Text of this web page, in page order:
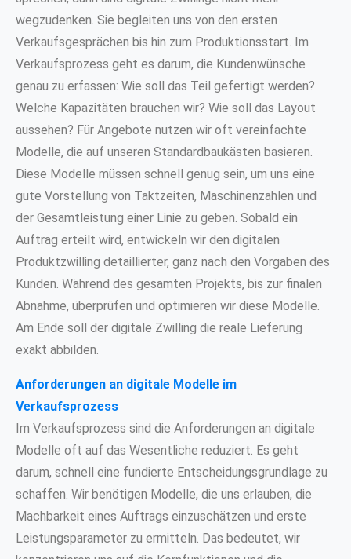
wegzudenken. Sie begleiten uns von den ersten
Verkaufsgesprächen bis hin zum Produktionsstart. Im
Verkaufsprozess geht es darum, die Kundenwünsche
genau zu erfassen: Wie soll das Teil gefertigt werden?
Welche Kapazitäten brauchen wir? Wie soll das Layout
aussehen? Für Angebote nutzen wir oft vereinfachte
Modelle, die auf unseren Standardbaukästen basieren.
Diese Modelle müssen schnell genug sein, um uns eine
gute Vorstellung von Taktzeiten, Maschinenzahlen und
der Gesamtleistung einer Linie zu geben. Sobald ein
Auftrag erteilt wird, entwickeln wir den digitalen
Produktzwilling detaillierter, ganz nach den Vorgaben des
Kunden. Während des gesamten Projekts, bis zur finalen
Abnahme, überprüfen und optimieren wir diese Modelle.
Am Ende soll der digitale Zwilling die reale Lieferung
exakt abbilden.
Anforderungen an digitale Modelle im
Verkaufsprozess
Im Verkaufsprozess sind die Anforderungen an digitale
Modelle oft auf das Wesentliche reduziert. Es geht
darum, schnell eine fundierte Entscheidungsgrundlage zu
schaffen. Wir benötigen Modelle, die uns erlauben, die
Machbarkeit eines Auftrags einzuschätzen und erste
Leistungsparameter zu ermitteln. Das bedeutet, wir